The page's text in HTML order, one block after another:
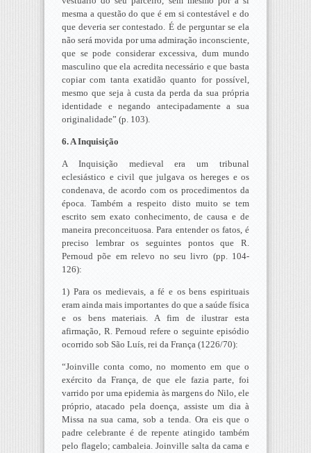
mesma a questão do que é em si contestável e do
que deveria ser contestado. É de perguntar se ela
não será movida por uma admiração inconsciente,
que se pode considerar excessiva, dum mundo
masculino que ela acredita necessário e que basta
copiar com tanta exatidão quanto for possível,
mesmo que seja à custa da perda da sua própria
identidade e negando antecipadamente a sua
originalidade” (p. 103).
6. A Inquisição
A Inquisição medieval era um tribunal
eclesiástico e civil que julgava os hereges e os
condenava, de acordo com os procedimentos da
época. Também a respeito disto muito se tem
escrito sem exato conhecimento, de causa e de
maneira preconceituosa. Para entender os fatos, é
preciso lembrar os seguintes pontos que R.
Pernoud põe em relevo no seu livro (pp. 104-
126):
1) Para os medievais, a fé e os bens espirituais
eram ainda mais importantes do que a saúde física
e os bens materiais. A fim de ilustrar esta
afirmação, R. Pernoud refere o seguinte episódio
ocorrido sob São Luís, rei da França (1226/70):
“Joinville conta como, no momento em que o
exército da França, de que ele fazia parte, foi
varrido por uma epidemia às margens do Nilo, ele
próprio, atacado pela doença, assiste um dia à
Missa na sua cama, sob a tenda. Ora eis que o
padre celebrante é de repente atingido também
pelo flagelo; cambaleia. Joinville salta da cama e